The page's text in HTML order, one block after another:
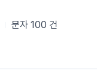
문자 100 건